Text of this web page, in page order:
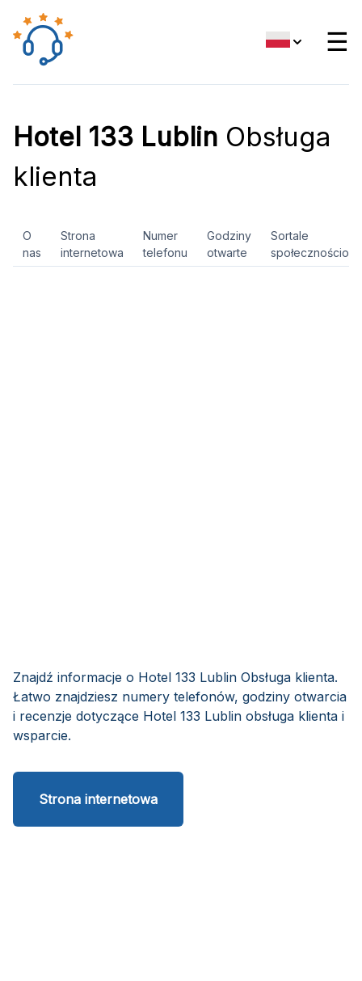
☰
Hotel 133 Lublin Obsługa
klienta
O
nas
Strona
internetowa
Numer
telefonu
Godziny
otwarte
Sortale
Znajdź informacje o Hotel 133 Lublin Obsługa klienta.
Łatwo znajdziesz numery telefonów, godziny otwarcia
i recenzje dotyczące Hotel 133 Lublin obsługa klienta i
wsparcie.
Strona internetowa